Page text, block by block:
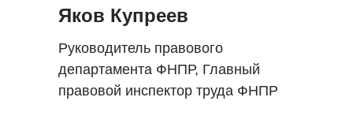
Яков Купреев
Руководитель правового
департамента ФНПР, Главный
правовой инспектор труда ФНПР